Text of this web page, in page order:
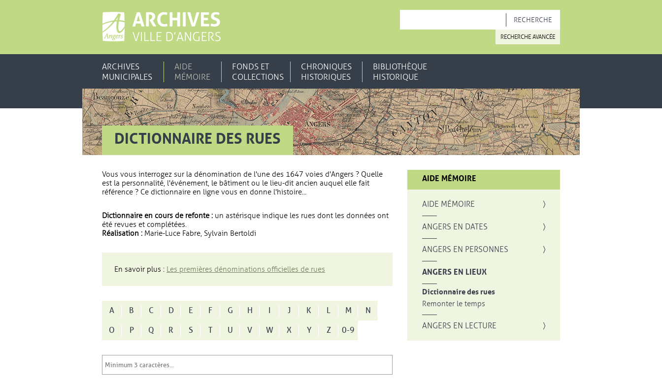
RECHERCHE AVANCÉE
ARCHIVES
MUNICIPALES
AIDE
MÉMOIRE
FONDS ET
COLLECTIONS
CHRONIQUES
HISTORIQUES
BIBLIOTHÈQUE
HISTORIQUE
DICTIONNAIRE DES RUES
Vous vous interrogez sur la dénomination de l'une des 1647 voies d'Angers ? Quelle
est la personnalité, l'événement, le bâtiment ou le lieu-dit ancien auquel elle fait
référence ? Ce dictionnaire en ligne vous en donne l'histoire...
Dictionnaire en cours de refonte : un astérisque indique les rues dont les données ont
été revues et complétées.
Réalisation : Marie-Luce Fabre, Sylvain Bertoldi
En savoir plus : Les premières dénominations officielles de rues
A B C D E F G H I J K L M
N
O
P Q R S T U V W X Y Z 0-9
AIDE MÉMOIRE
AIDE MÉMOIRE
ANGERS EN DATES
ANGERS EN PERSONNES
ANGERS EN LIEUX
Dictionnaire des rues
Remonter le temps
ANGERS EN LECTURE